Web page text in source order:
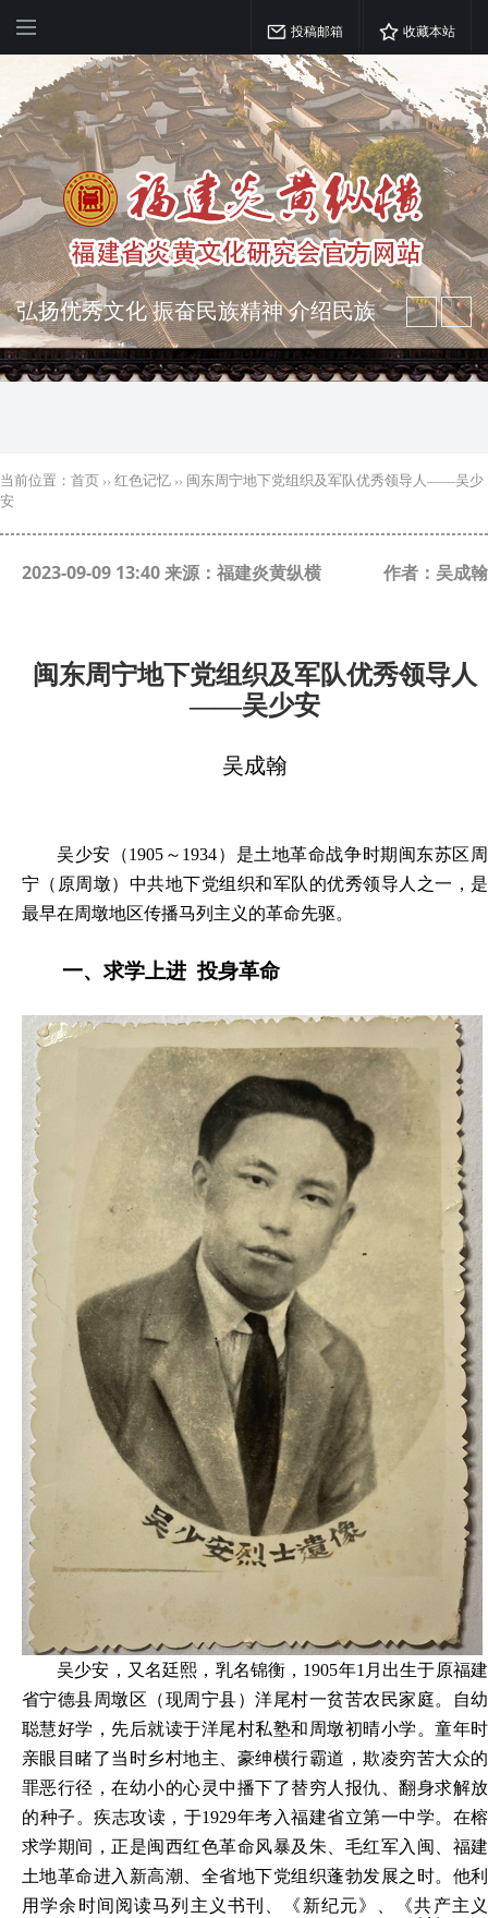
投稿邮箱 收藏本站
弘扬优秀文化 振奋民族精神 介绍民族
瑰宝 宣传中华精英
突出海西特色 报道台港澳侨 坚持古为
当前位置： 首页 ›› 红色记忆 ›› 闽东周宁地下党组织及军队优秀领导人——吴少
安
2023-09-09 13:40 来源：福建炎黄纵横 作者：吴成翰
闽东周宁地下党组织及军队优秀领导人
——吴少安
吴成翰
吴少安（1905～1934）是土地革命战争时期闽东苏区周
宁（原周墩）中共地下党组织和军队的优秀领导人之一，是
最早在周墩地区传播马列主义的革命先驱。
一、 求学上进 投身革命
吴少安，又名廷熙，乳名锦衡， 1905年1月出生于原福建
省宁德县周墩区（现周宁县）洋尾村一贫苦农民家庭。自幼
聪慧好学，先后就读于洋尾村私塾和周墩初晴小学。童年时
亲眼目睹了当时乡村地主、豪绅横行霸道，欺凌穷苦大众的
罪恶行径，在幼小的心灵中播下了替穷人报仇、翻身求解放
的种子。疾志攻读，于1929年考入福建省立第一中学。在榕
求学期间，正是闽西红色革命风暴及朱、毛红军入闽、福建
土地革命进入新高潮、全省地下党组织蓬勃发展之时。他利
用学余时间阅读马列主义书刊、《新纪元》、《共产主义